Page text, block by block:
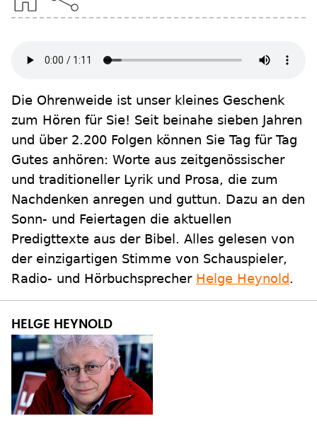
Die Ohrenweide ist unser kleines Geschenk
zum Hören für Sie! Seit beinahe sieben Jahren
und über 2.200 Folgen können Sie Tag für Tag
Gutes anhören: Worte aus zeitgenössischer
und traditioneller Lyrik und Prosa, die zum
Nachdenken anregen und guttun. Dazu an den
Sonn- und Feiertagen die aktuellen
Predigttexte aus der Bibel. Alles gelesen von
der einzigartigen Stimme von Schauspieler,
Radio- und Hörbuchsprecher Helge Heynold.
HELGE HEYNOLD